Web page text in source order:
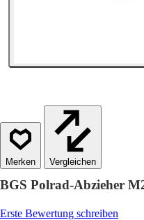
Vergleichen
BGS Polrad-Abzieher
Erste Bewertung schreiben